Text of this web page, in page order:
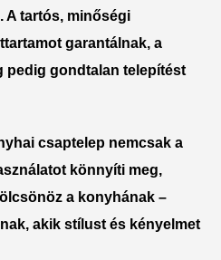
A tartós, minőségi
garantálnak, a
pedig gondtalan telepítést
csaptelep nemcsak a
könnyíti meg,
a konyhának –
akik stílust és kényelmet